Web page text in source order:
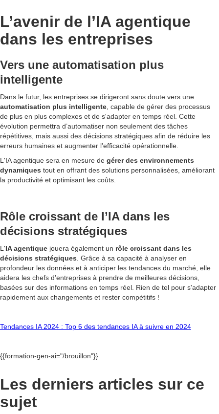
L’avenir de l’IA agentique
dans les entreprises
Vers une automatisation plus
intelligente
Dans le futur, les entreprises se dirigeront sans doute vers une
automatisation plus intelligente , capable de gérer des processus
de plus en plus complexes et de s'adapter en temps réel. Cette
évolution permettra d’automatiser non seulement des tâches
répétitives, mais aussi des décisions stratégiques afin de réduire les
erreurs humaines et augmenter l'efficacité opérationnelle.
L'IA agentique sera en mesure de gérer des environnements
dynamiques tout en offrant des solutions personnalisées, améliorant
la productivité et optimisant les coûts.
Rôle croissant de l’IA dans les
décisions stratégiques
L'IA agentique jouera également un rôle croissant dans les
décisions stratégiques . Grâce à sa capacité à analyser en
profondeur les données et à anticiper les tendances du marché, elle
aidera les chefs d’entreprises à prendre de meilleures décisions,
basées sur des informations en temps réel. Rien de tel pour s'adapter
rapidement aux changements et rester compétitifs !
Tendances IA 2024 : Top 6 des tendances IA à suivre en 2024
{{formation-gen-ai="/brouillon"}}
Les derniers articles sur ce
sujet